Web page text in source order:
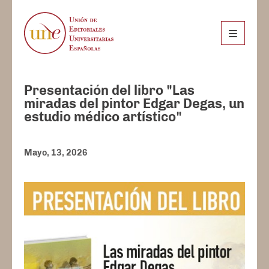
Presentación del libro "Las
miradas del pintor Edgar Degas, un
estudio médico artístico"
Mayo, 13, 2026